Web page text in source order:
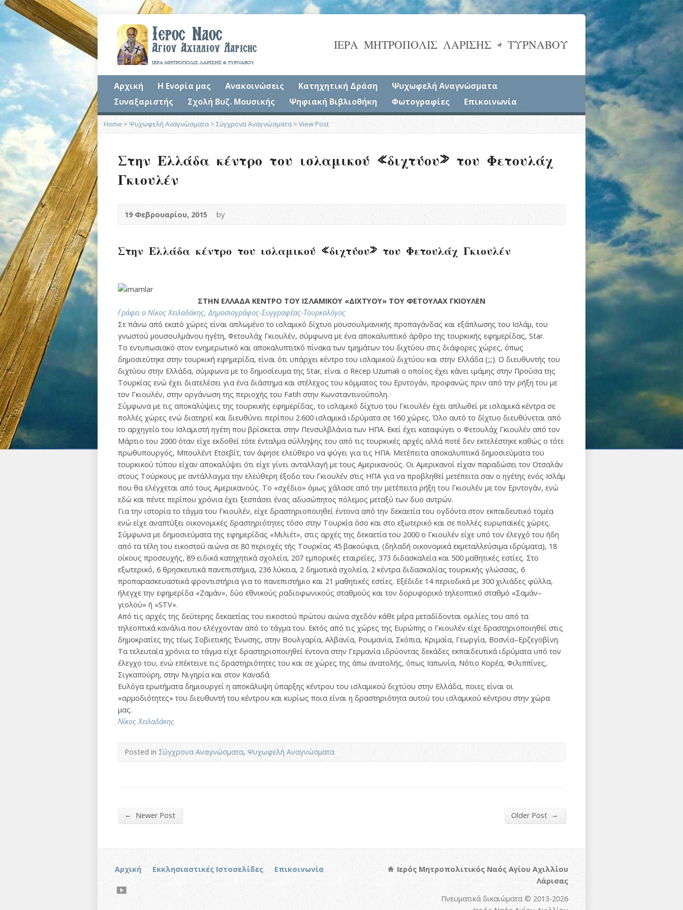
ΙΕΡΑ ΜΗΤΡΟΠΟΛΙΣ ΛΑΡΙΣΗΣ & ΤΥΡΝΑΒΟΥ
Αρχική Η Ενορία μας Ανακοινώσεις Κατηχητική Δράση
Ψυχωφελή Αναγνώσματα
Συναξαριστής
Σχολή Βυζ. Μουσικής Ψηφιακή Βιβλιοθήκη Φωτογραφίες Επικοινωνία
Home > Ψυχωφελή Αναγνώσματα >Σύγχρονα Αναγνώσματα>View Post
Στην Ελλάδα κέντρο του ισλαμικού «διχτύου» του Φετουλάχ
Γκιουλέν
19 Φεβρουαρίου, 2015 by
Στην Ελλάδα κέντρο του ισλαμικού «διχτύου» του Φετουλάχ Γκιουλέν
ΣΤΗΝ ΕΛΛΑΔΑ ΚΕΝΤΡΟ ΤΟΥ ΙΣΛΑΜΙΚΟΥ «ΔΙΧΤΥΟΥ» ΤΟΥ ΦΕΤΟΥΛΑΧ ΓΚΙΟΥΛΕΝ
Γράφει ο Νίκος Χειλαδάκης, Δημοσιογράφος-Συγγραφέας-Τουρκολόγος
Σε πάνω από εκατό χώρες είναι απλωμένο το ισλαμικό δίχτυο μουσουλμανικής προπαγάνδας και εξάπλωσης του Ισλάμ, του
γνωστού μουσουλμάνου ηγέτη, Φετουλάχ Γκιουλέν, σύμφωνα με ένα αποκαλυπτικό άρθρο της τουρκικής εφημερίδας, Star.
Το εντυπωσιακό στον ενημερωτικό και αποκαλυπτιτκό πίνακα των τμημάτων του διχτύου στις διάφορες χώρες, όπως
δημοσιεύτηκε στην τουρκική εφημερίδα, είναι ότι υπάρχει κέντρο του ισλαμικού διχτύου και στην Ελλάδα (;;;). Ο διευθυντής του
διχτύου στην Ελλάδα, σύμφωνα με το δημοσίευμα της Star, είναι ο Recep Uzumalı ο οποίος έχει κάνει ιμάμης στην Προύσα της
Τουρκίας ενώ έχει διατελέσει για ένα διάστημα και στέλεχος του κόμματος του Ερντογάν, προφανώς πριν από την ρήξη του με
τον Γκιουλέν, στην οργάνωση της περιοχής του Fatih στην Κωνσταντινούπολη.
Σύμφωνα με τις αποκαλύψεις της τουρκικής εφημερίδας, το ισλαμικό δίχτυο του Γκιουλέν έχει απλωθεί με ισλαμικά κέντρα σε
πολλές χώρες ενώ διατηρεί και διευθύνει περίπου 2.600 ισλαμικά ιδρύματα σε 160 χώρες. Όλο αυτό το δίχτυο διευθύνεται από
το αρχηγείο του Ισλαμιστή ηγέτη που βρίσκεται στην Πενσυλβλάνια των ΗΠΑ. Εκεί έχει καταφύγει ο Φετουλάχ Γκιουλέν από τον
Μάρτιο του 2000 όταν είχε εκδοθεί τότε ένταλμα σύλληψης του από τις τουρκικές αρχές αλλά ποτέ δεν εκτελέστηκε καθώς ο τότε
πρωθυπουργός, Μπουλέντ Ετσεβίτ, τον άφησε ελεύθερο να φύγει για τις ΗΠΑ. Μετέπειτα αποκαλυπτικά δημοσιεύματα του
τουρκικού τύπου είχαν αποκαλύψει ότι είχε γίνει ανταλλαγή με τους Αμερικανούς. Οι Αμερικανοί είχαν παραδώσει τον Οτσαλάν
στους Τούρκους με αντάλλαγμα την ελεύθερη έξοδο του Γκιουλέν στις ΗΠΑ για να προβληθεί μετέπειτα σαν ο ηγέτης ενός Ισλάμ
που θα ελέγχεται από τους Αμερικανούς. Το «σχέδιο» όμως χάλασε από την μετέπειτα ρήξη του Γκιουλέν με τον Ερντογάν, ενώ
εδώ και πέντε περίπου χρόνια έχει ξεσπάσει ένας αδυσώπητος πόλεμος μεταξύ των δυο αντρών.
Για την ιστορία το τάγμα του Γκιουλέν, είχε δραστηριοποιηθεί έντονα από την δεκαετία του ογδόντα στον εκπαιδευτικό τομέα
ενώ είχε αναπτύξει οικονομικές δραστηριότητες τόσο στην Τουρκία όσο και στο εξωτερικό και σε πολλές ευρωπαϊκές χώρες.
Σύμφωνα με δημοσιεύματα της εφημερίδας «Μιλιέτ», στις αρχές της δεκαετία του 2000 ο Γκιουλέν είχε υπό τον έλεγχό του ήδη
από τα τέλη του εικοστού αιώνα σε 80 περιοχές τής Τουρκίας 45 βακούφια, (δηλαδή οικονομικά εκμεταλλεύσιμα ιδρύματα), 18
οίκους προσευχής, 89 ειδικά κατηχητικά σχολεία, 207 εμπορικές εταιρείες, 373 διδασκαλεία και 500 μαθητικές εστίες. Στο
εξωτερικό, 6 θρησκευτικά πανεπιστήμια, 236 λύκεια, 2 δημοτικά σχολεία, 2 κέντρα διδασκαλίας τουρκικής γλώσσας, 6
προπαρασκευαστικά φροντιστήρια για το πανεπιστήμιο και 21 μαθητικές εστίες. Εξέδιδε 14 περιοδικά με 300 χιλιάδες φύλλα,
ήλεγχε την εφημερίδα «Ζαμάν», δύο εθνικούς ραδιοφωνικούς σταθμούς και τον δορυφορικό τηλεοπτικό σταθμό «Σαμάν–
γιολού» ή «STV».
Από τις αρχές της δεύτερης δεκαετίας του εικοστού πρώτου αιώνα σχεδόν κάθε μέρα μεταδίδονται ομιλίες του από τα
τηλεοπτικά κανάλια που ελέγχονταν από το τάγμα του. Εκτός από τις χώρες της Ευρώπης ο Γκιουλέν είχε δραστηριοποιηθεί στις
δημοκρατίες της τέως Σοβιετικής Ένωσης, στην Βουλγαρία, Αλβανία, Ρουμανία, Σκόπια, Κριμαία, Γεωργία, Βοσνία–Ερζεγοβίνη.
Τα τελευταία χρόνια το τάγμα είχε δραστηριοποιηθεί έντονα στην Γερμανία ιδρύοντας δεκάδες εκπαιδευτικά ιδρύματα υπό τον
έλεγχο του, ενώ επέκτεινε τις δραστηριότητες του και σε χώρες της άπω ανατολής, όπως Ιαπωνία, Νότιο Κορέα, Φιλιππίνες,
Σιγκαπούρη, στην Νιγηρία και στον Καναδά.
Ευλόγα ερωτήματα δημιουργεί η αποκάλυψη ύπαρξης κέντρου του ισλαμικού διχτύου στην Ελλάδα, ποιες είναι οι
«αρμοδιότητες» του διευθυντή του κέντρου και κυρίως ποια είναι η δραστηριότητα αυτού του ισλαμικού κέντρου στην χώρα
μας.
Νίκος Χειλαδάκης
Posted inΣύγχρονα Αναγνώσματα, Ψυχωφελή Αναγνώσματα
← Newer Post Older Post →
Αρχική Εκκλησιαστικές Ιστοσελίδες Επικοινωνία
Ιερός Μητροπολιτικός Ναός Αγίου Αχιλλίου
Λάρισας
Πνευματικά δικαιώματα © 2013-2026